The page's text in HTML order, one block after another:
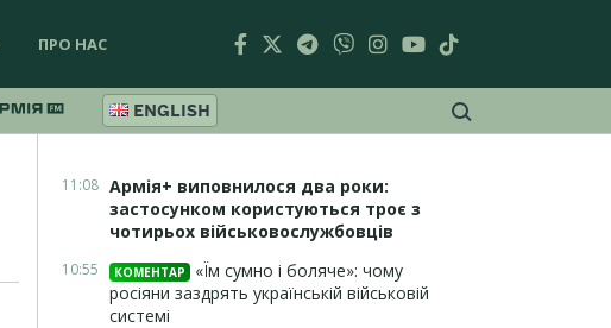
ПРО НАС
ENGLISH
11:08 Армія+ виповнилося два роки:
застосунком користуються троє з
чотирьох військовослужбовців
10:55 КОМЕНТАР
«Їм сумно і боляче»: чому
росіяни заздрять українській військовій
системі